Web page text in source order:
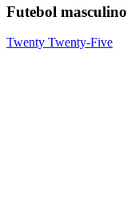
Futebol masculino
Twenty Twenty-Five